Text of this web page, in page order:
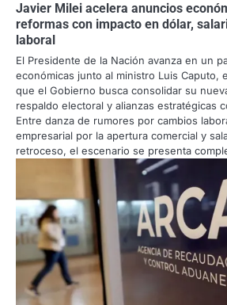
Javier Milei acelera anuncios
reformas con impacto en dólar,
laboral
El Presidente de la Nación avanza en un
económicas junto al ministro Luis Caputo,
que el Gobierno busca consolidar su
respaldo electoral y alianzas estratégicas
Entre danza de rumores por cambios
empresarial por la apertura comercial y
retroceso, el escenario se presenta